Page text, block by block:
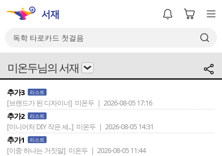
미온두님의 서재
추가3 리스트
[브랜드가 된 디자이너] 미온두 | 2026-08-05 17:16
추가2 리스트
[미니어처 DIY 작은 세..] 미온두 | 2026-08-05 14:31
추가1 리스트
[이중 하나는 거짓말] 미온두 | 2026-08-05 11:44